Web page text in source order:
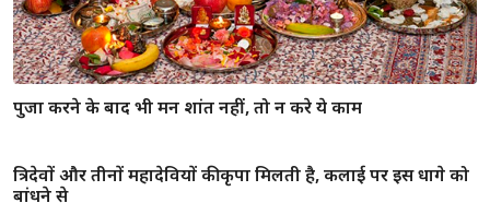
पुजा करने के बाद भी मन शांत नहीं, तो न करे ये काम